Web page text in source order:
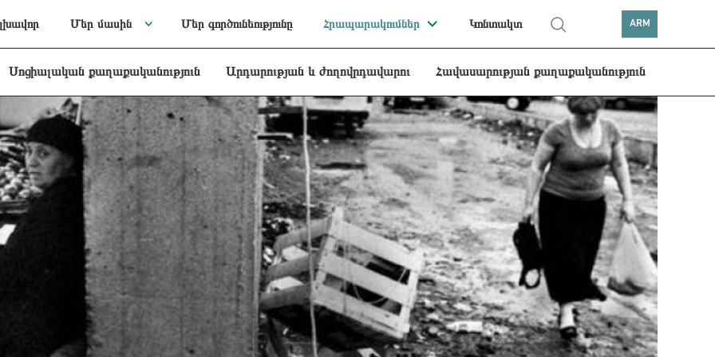
Մեր մասին Մեր գործունեությունը Հրապարակումներ Կոնտակտ ARM
Սոցիալական քաղաքականություն Արդարության և ժողովրդավարու Հավասարության քաղաքականություն